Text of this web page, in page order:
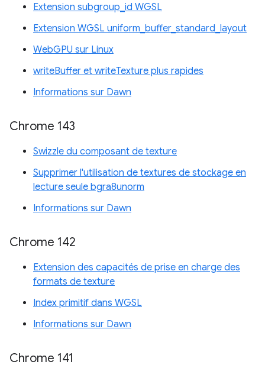
Extension subgroup_id WGSL
Extension WGSL uniform_buffer_standard_layout
WebGPU sur Linux
writeBuffer et writeTexture plus rapides
Informations sur Dawn
Chrome 143
Swizzle du composant de texture
Supprimer l'utilisation de textures de stockage en
lecture seule bgra8unorm
Informations sur Dawn
Chrome 142
Extension des capacités de prise en charge des
formats de texture
Index primitif dans WGSL
Informations sur Dawn
Chrome 141